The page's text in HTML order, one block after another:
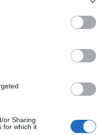
or Sharing
for which it
a várandósság boldog, felhőtlen
bizonytalanok. Valahogy úgy lehetne
szárnyait. Ha nagyon figyelsz, rá
az anyai vér megemelkedett vércukrára,